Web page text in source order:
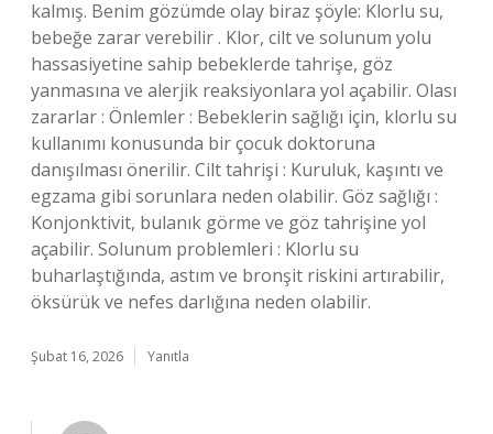
kalmış. Benim gözümde olay biraz şöyle: Klorlu su,
bebeğe zarar verebilir . Klor, cilt ve solunum yolu
hassasiyetine sahip bebeklerde tahrişe, göz
yanmasına ve alerjik reaksiyonlara yol açabilir. Olası
zararlar : Önlemler : Bebeklerin sağlığı için, klorlu su
kullanımı konusunda bir çocuk doktoruna
danışılması önerilir. Cilt tahrişi : Kuruluk, kaşıntı ve
egzama gibi sorunlara neden olabilir. Göz sağlığı :
Konjonktivit, bulanık görme ve göz tahrişine yol
açabilir. Solunum problemleri : Klorlu su
buharlaştığında, astım ve bronşit riskini artırabilir,
öksürük ve nefes darlığına neden olabilir.
Şubat 16, 2026 Yanıtla